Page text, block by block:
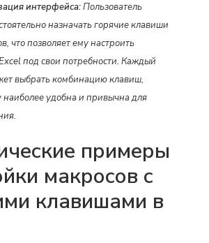
интерфейса:Пользователь
назначать горячие клавиши
что позволяет ему настроить
под свои потребности. Каждый
выбрать комбинацию клавиш,
наиболее удобна и привычна для
примеры
макросов с
клавишами в